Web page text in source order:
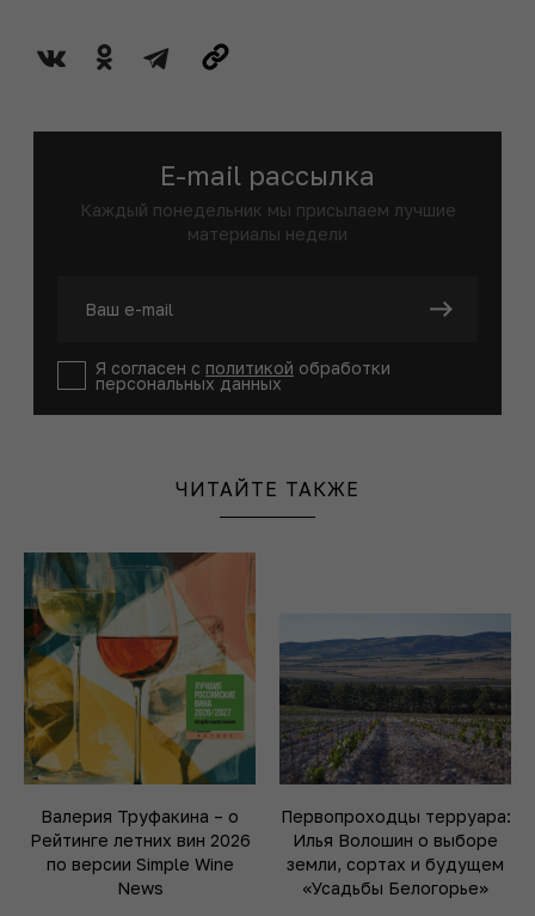
E-mail рассылка
Каждый понедельник мы присылаем лучшие
материалы недели
Я согласен с политикой обработки
персональных данных
ЧИТАЙТЕ ТАКЖЕ
Валерия Труфакина – о
Рейтинге летних вин 2026
по версии Simple Wine
News
Первопроходцы терруара:
Илья Волошин о выборе
земли, сортах и будущем
«Усадьбы Белогорье»